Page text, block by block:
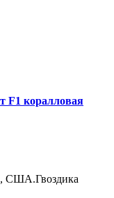
F1 коралловая
США.Гвоздика